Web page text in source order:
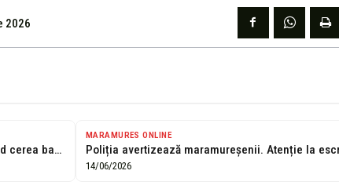
2026
EXCLUSIV: ÎNȘELĂCIUNE - Un individ cerea bani telefonic susținând că este Vasile...
MARAMURES ONLINE
14/06/2026